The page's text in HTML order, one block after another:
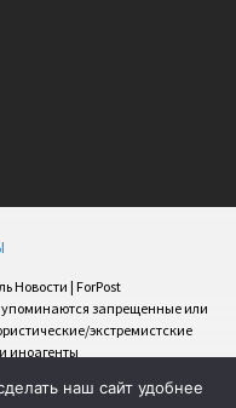
Новости | ForPost
запрещенные или
экстремистские
иноагенты
наш сайт удобнее